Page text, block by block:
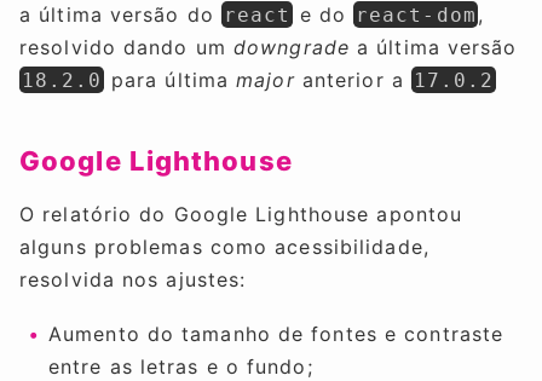
a última versão do
react e doreact-dom ,
resolvido dando um downgrade a última versão
18.2.0 para últimamajoranterior a 17.0.2
Google Lighthouse
O relatório do Google Lighthouse apontou
alguns problemas como acessibilidade,
resolvida nos ajustes:
Aumento do tamanho de fontes e contraste
entre as letras e o fundo;